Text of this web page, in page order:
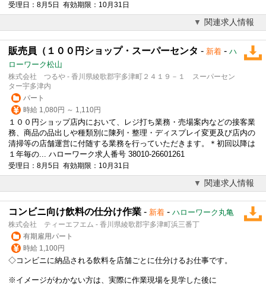
受理日：8月5日 有効期限：10月31日
関連求人情報
販売員（１００円ショップ・スーパーセンタ - 新着 - ハ
ローワーク松山
株式会社 つるや - 香川県綾歌郡宇多津町２４１９－１ スーパーセン
ター宇多津内
パート
時給 1,080円 ～ 1,110円
１００円ショップ店内において、レジ打ち業務・売場案内などの接客業
務、商品の品出しや種類別に陳列・整理・ディスプレイ変更及び店内の
清掃等の店舗運営に付随する業務を行っていただきます。＊初回以降は
１年毎の... ハローワーク求人番号 38010-26601261
受理日：8月5日 有効期限：10月31日
関連求人情報
コンビニ向け飲料の仕分け作業 - 新着 - ハローワーク丸亀
株式会社 ティーエフエム - 香川県綾歌郡宇多津町浜三番丁
有期雇用パート
時給 1,100円
◇コンビニに納品される飲料を店舗ごとに仕分けるお仕事です。
※イメージがわかない方は、実際に作業現場を見学した後に